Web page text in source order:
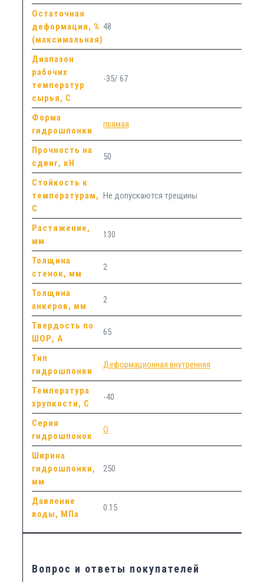
Остаточная
деформация, %
(максимальная)
48
Диапазон
рабочих
температур
сырья, С
-35/ 67
Форма
гидрошпонки
прямая
Прочность на
сдвиг, кН
50
Стойкость к
температурам,
С
Не допускаются трещины
Растяжение,
мм
130
Толщина
стенок, мм
2
Толщина
анкеров, мм
2
Твердость по
ШОР, А
65
Тип
гидрошпонки
Деформационная внутренняя
Температура
хрупкости, С
-40
Серия
гидрошпонок
O
Ширина
гидрошпонки,
мм
250
Давление
воды, МПа
0.15
Вопрос и ответы покупателей